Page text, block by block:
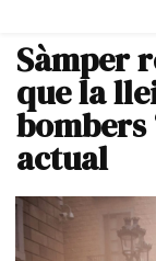
Sàmper
que la
bombers
actual